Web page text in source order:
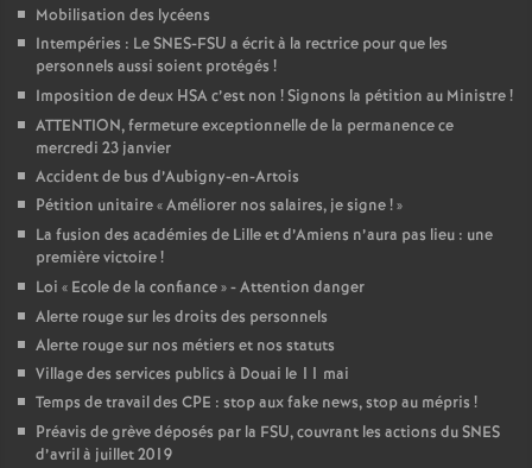
a
n
T
r
Mobilisation des lycéens
Intempéries : Le SNES-FSU a écrit à la rectrice pour que les
personnels aussi soient protégés !
Imposition de deux HSA c’est non ! Signons la pétition au Ministre!
ATTENTION, fermeture exceptionnelle de la permanence ce
mercredi 23 janvier
Accident de bus d’Aubigny-en-Artois
Pétition unitaire «Améliorer nos salaires, je signe!»
La fusion des académies de Lille et d’Amiens n’aura pas lieu : une
première victoire!
Loi « Ecole de la confiance» - Attention danger
Alerte rouge sur les droits des personnels
Alerte rouge sur nos métiers et nos statuts
Village des services publics à Douai le 11 mai
Temps de travail des CPE : stop aux fake news, stop au mépris !
Préavis de grève déposés par la FSU, couvrant les actions du SNES
d’avril à juillet 2019